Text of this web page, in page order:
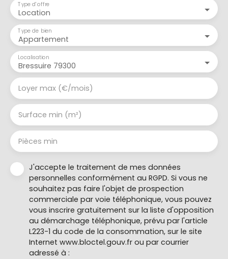
Location
Type d'offre
Appartement
Type de bien
Bressuire 79300
Localisation
Loyer max (€/mois)
Surface min (m²)
Pièces min
J'accepte le traitement de mes données
personnelles conformément au RGPD. Si vous ne
souhaitez pas faire l'objet de prospection
commerciale par voie téléphonique, vous pouvez
vous inscrire gratuitement sur la liste d'opposition
au démarchage téléphonique, prévu par l'article
L223-1 du code de la consommation, sur le site
Internet www.bloctel.gouv.fr ou par courrier
adressé à :